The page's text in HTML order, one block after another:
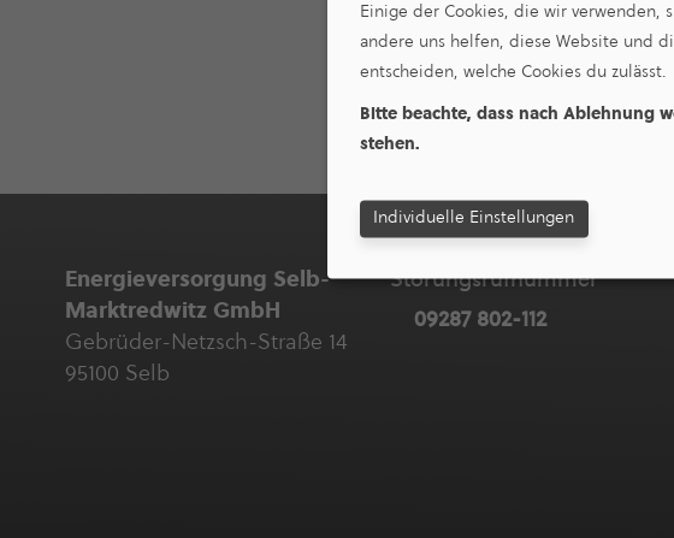
Ener­gie­ver­sor­gung Selb-
Marktredwitz GmbH
Gebrüder-Netzsch-Straße 14
95100 Selb
Störungs­ruf­nummer
09287 802-112
Einige der Cookies, die wir verwenden,
andere uns helfen, diese Website und
entscheiden, welche Cookies du zulässt.
Bitte beachte, dass nach Ablehnung
stehen.
Individuelle Einstellungen